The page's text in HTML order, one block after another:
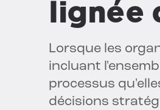
lignée
Lorsque les
incluant
processus
décisions